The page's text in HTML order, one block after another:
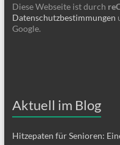
Diese Webseite ist durch
Datenschutzbestimmungen
Google.
Aktuell im Blog
Hitzepaten für Senioren: